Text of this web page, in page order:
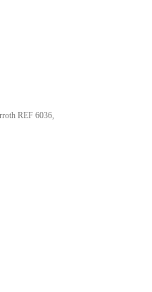
REF 6036,